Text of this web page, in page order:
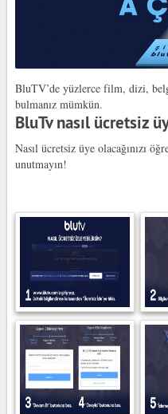
BluTV’de yüzlerce film, dizi,
bulmanız mümkün.
BluTv nasıl ücretsiz
Nasıl ücretsiz üye olacağınızı
unutmayın!